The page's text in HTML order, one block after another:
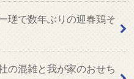
で数年ぶりの迎春鶏そ
混雑と我が家のおせち